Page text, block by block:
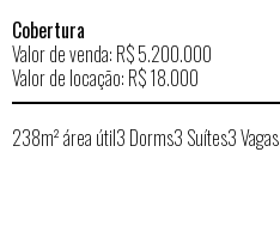
Cobertura
Valor de venda: R$ 5.200.000
Valor de locação: R$ 18.000
238m² área útil3 Dorms3 Suítes3 Vagas